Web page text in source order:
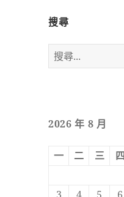
搜尋
搜
尋
2026 年 8 月
一 二 三